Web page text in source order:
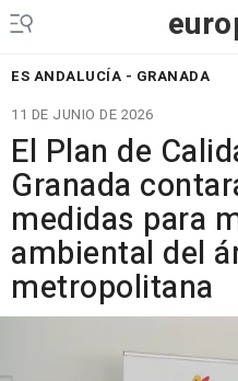
ES ANDALUCÍA - GRANADA
11 DE JUNIO DE 2026
El Plan de
Granada
medidas para
ambiental del
metropolitana